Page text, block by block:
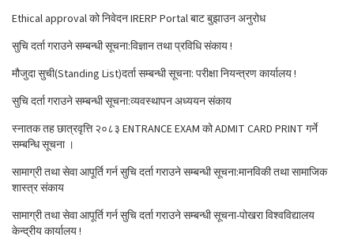
Ethical approval को निवेदन IRERP Portal बाट बुझाउन अनुरोध
सुचि दर्ता गराउने सम्बन्धी सूचना:विज्ञान तथा प्रविधि संकाय !
मौजुदा सुची(Standing List)दर्ता सम्बन्धी सूचना: परीक्षा नियन्त्रण कार्यालय !
सुचि दर्ता गराउने सम्बन्धी सूचना:व्यवस्थापन अध्ययन संकाय
स्नातक तह छात्रवृत्ति २०८३ ENTRANCE EXAM को ADMIT CARD PRINT गर्ने
सम्बन्धि सूचना ।
सामाग्री तथा सेवा आपूर्ति गर्न सुचि दर्ता गराउने सम्बन्धी सूचना:मानविकी तथा सामाजिक
शास्त्र संकाय
सामाग्री तथा सेवा आपूर्ति गर्न सुचि दर्ता गराउने सम्बन्धी सूचना-पोखरा विश्वविद्यालय
केन्द्रीय कार्यालय !